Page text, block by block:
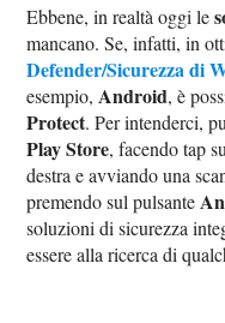
Ebbene, in realtà oggi le
mancano. Se, infatti, in
Defender/Sicurezza di
esempio, Android, è
Protect. Per intenderci,
Play Store, facendo tap
destra e avviando una
premendo sul pulsante
soluzioni di sicurezza
essere alla ricerca di